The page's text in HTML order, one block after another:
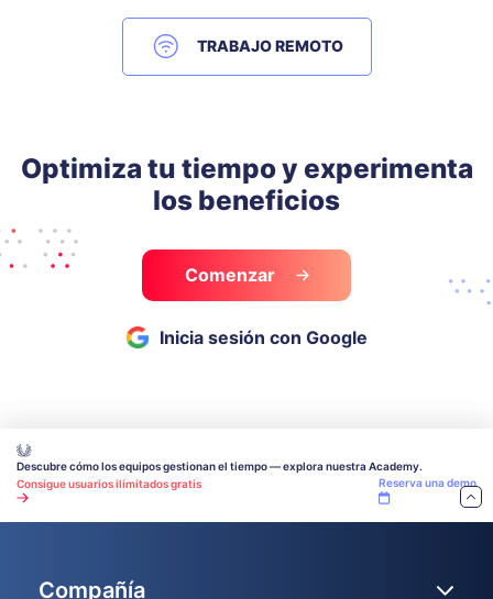
TRABAJO REMOTO
Optimiza tu tiempo y experimenta
los beneficios
Comenzar
Inicia sesión con Google
Descubre cómo los equipos gestionan el tiempo — explora nuestra Academy.
Consigue usuarios ilimitados gratis
Reserva una demo
Compañía